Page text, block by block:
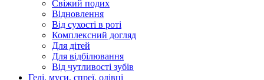
Свіжий подих
Відновлення
Від сухості в роті
Комплексний догляд
Для дітей
Для відбілювання
Від чутливості зубів
Гелі, муси, спреї, олівці